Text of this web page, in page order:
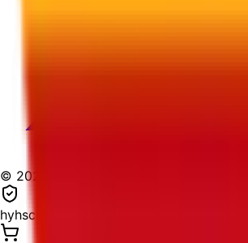
© 2026 USPostage.io. Todos los